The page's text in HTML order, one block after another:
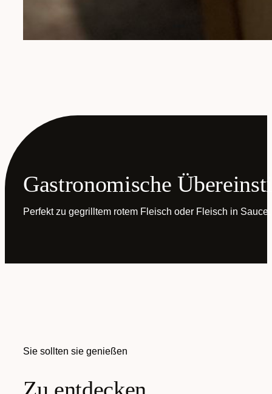
Gastronomische
Perfekt zu gegrilltem rotem Fleisch oder Fleisch in
Sie sollten sie genießen
Zu entdecken